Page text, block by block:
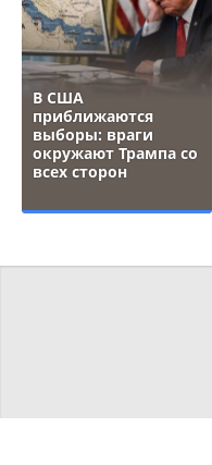
В США
приближаются
выборы: враги
окружают Трампа со
всех сторон